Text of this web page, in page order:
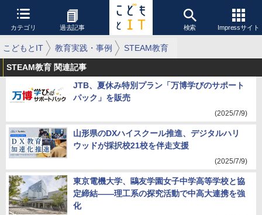
カテゴリ 過去記事 検索 Impressサイト
こどもとIT 教育実践・事例 STEAM教育
STEAM教育 関連記事
JTB、夏休み特別プラン「万博学びのサポート
パック」を販売
(2025/7/9)
山形県のDXハイスクール推進、デジタルハリ
ウッドが採択校21校を伴走支援
(2025/7/9)
東京電機大学、鷗友学園女子中学高等学校と協
定締結――理工系の探究活動で中高大連携を強
化